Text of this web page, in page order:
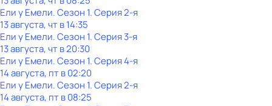
Ели у Емели. Сезон 1. Серия 2-я
13 августа, чт в 14:35
Ели у Емели. Сезон 1. Серия 3-я
13 августа, чт в 20:30
Ели у Емели. Сезон 1. Серия 4-я
14 августа, пт в 02:20
Ели у Емели. Сезон 1. Серия 2-я
14 августа, пт в 08:25